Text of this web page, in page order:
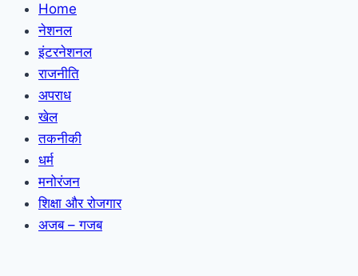
Home
नेशनल
इंटरनेशनल
राजनीति
अपराध
खेल
तकनीकी
धर्म
मनोरंजन
शिक्षा और रोजगार
अजब – गजब